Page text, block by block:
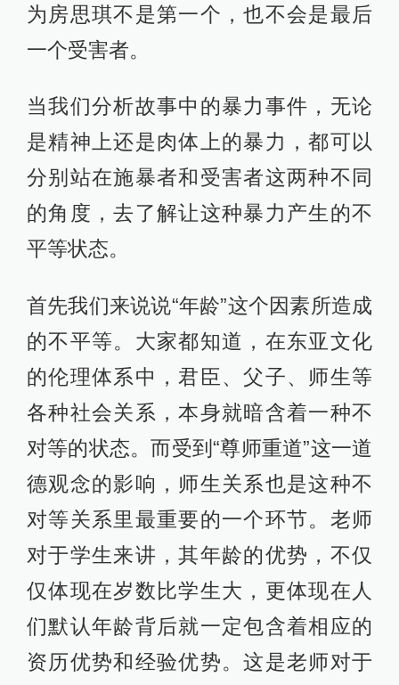
为房思琪不是第一个，也不会是最后
一个受害者。
当我们分析故事中的暴力事件，无论
是精神上还是肉体上的暴力，都可以
分别站在施暴者和受害者这两种不同
的角度，去了解让这种暴力产生的不
平等状态。
首先我们来说说“年龄”这个因素所造成
的不平等。大家都知道，在东亚文化
的伦理体系中，君臣、父子、师生等
各种社会关系，本身就暗含着一种不
对等的状态。而受到“尊师重道”这一道
德观念的影响，师生关系也是这种不
对等关系里最重要的一个环节。老师
对于学生来讲，其年龄的优势，不仅
仅体现在岁数比学生大，更体现在人
们默认年龄背后就一定包含着相应的
资历优势和经验优势。这是老师对于